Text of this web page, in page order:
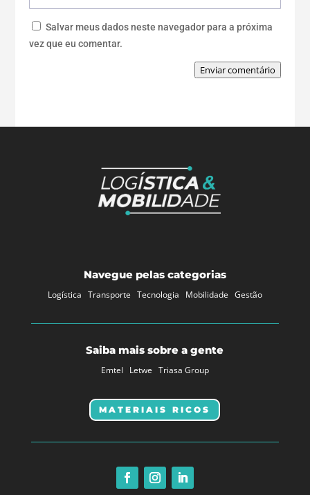
Salvar meus dados neste navegador para a próxima
vez que eu comentar.
Enviar comentário
Navegue pelas categorias
Logística Transporte Tecnologia Mobilidade Gestão
Saiba mais sobre a gente
Emtel Letwe Triasa Group
MATERIAIS RICOS